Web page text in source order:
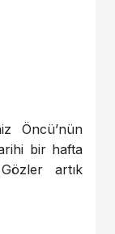
Öncü’nün
bir hafta
artık